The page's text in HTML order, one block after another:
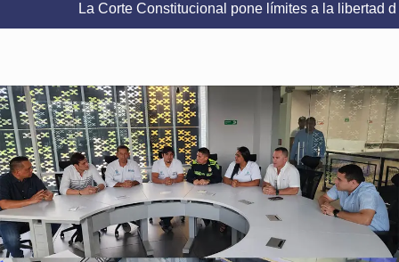
Corte Constitucional pone límites a la libertad de expresión